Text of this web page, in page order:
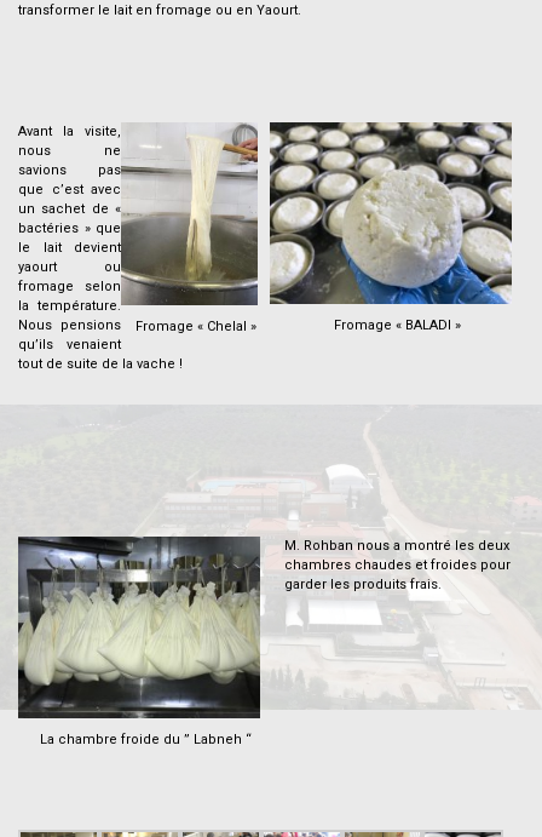
transformer le lait en fromage ou en Yaourt.
Fromage « BALADI »
Fromage « Chelal »
Avant la visite,
nous ne
savions pas
que c’est avec
un sachet de «
bactéries » que
le lait devient
yaourt ou
fromage selon
la température.
Nous pensions
qu’ils venaient
tout de suite de la vache !
La chambre froide du ” Labneh “
M. Rohban nous a montré les deux
chambres chaudes et froides pour
garder les produits frais.